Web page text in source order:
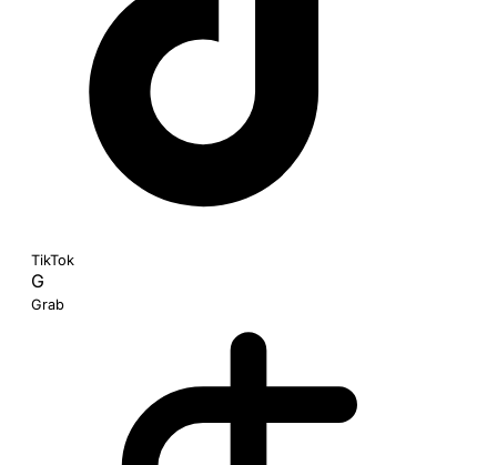
TikTok
G
Grab